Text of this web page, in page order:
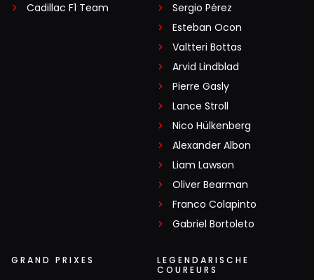
Cadillac F1 Team
Sergio Pérez
Esteban Ocon
Valtteri Bottas
Arvid Lindblad
Pierre Gasly
Lance Stroll
Nico Hülkenberg
Alexander Albon
Liam Lawson
Oliver Bearman
Franco Colapinto
Gabriel Bortoleto
GRAND PRIXES
LEGENDARISCHE
COUREURS